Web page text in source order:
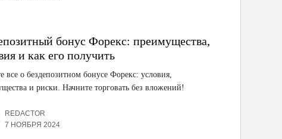
бонус Форекс: преимущества,
и как его получить
все о бездепозитном бонусе Форекс: условия,
и риски. Начните торговать без вложений!
REDACTOR
7 НОЯБРЯ 2024